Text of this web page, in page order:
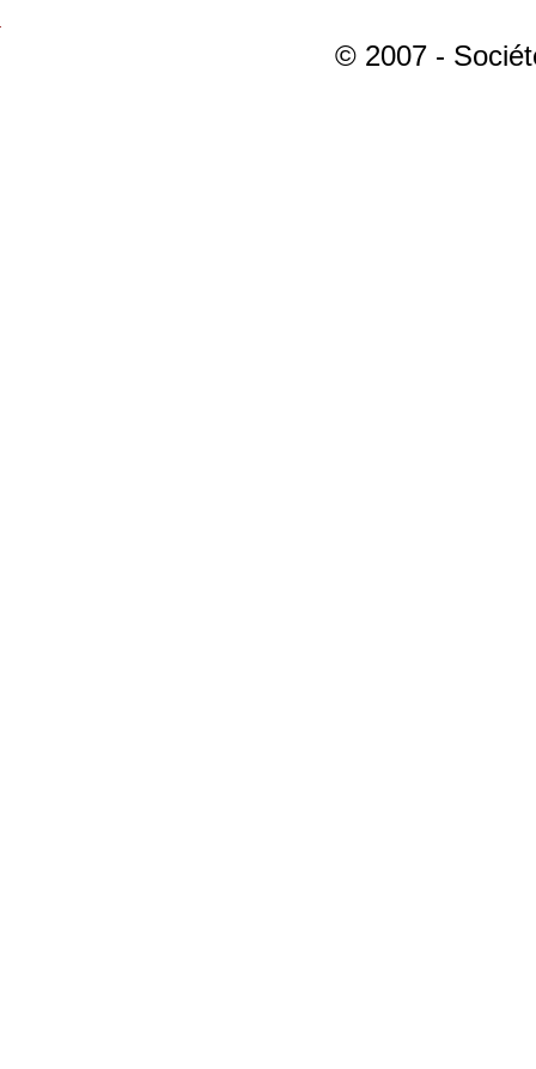
© 2007 -